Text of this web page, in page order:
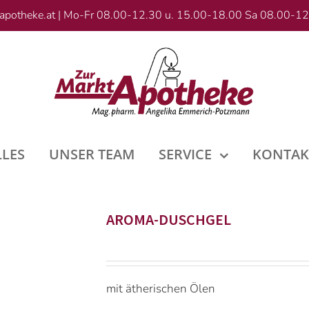
| Mo-Fr 08.00-12.30 u. 15.00-18.00 Sa 08.00-
UNSER TEAM SERVICE
AROMA-DUSCHGEL
mit ätherischen Ölen